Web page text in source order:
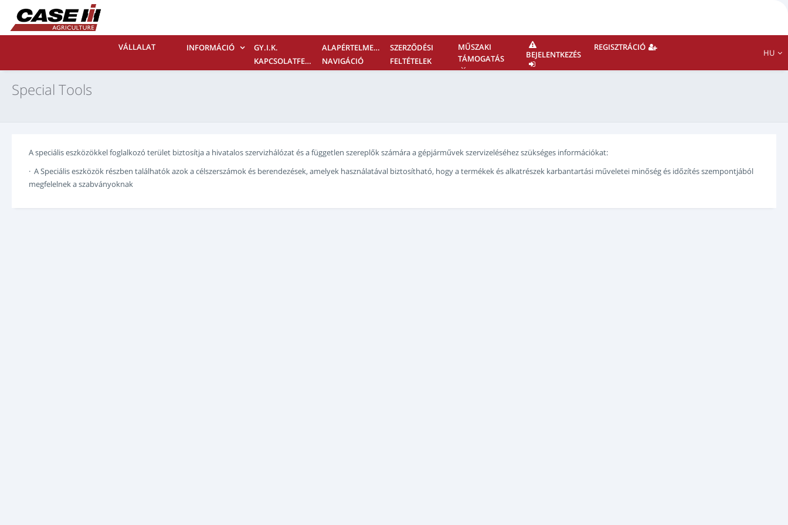
VÁLLALAT INFORMÁCIÓ
GY.I.K.
KAPCSOLATFELVÉTEL
ALAPÉRTELMEZETT
NAVIGÁCIÓ
SZERZŐDÉSI
FELTÉTELEK
MŰSZAKI
TÁMOGATÁS
BEJELENTKEZÉS
REGISZTRÁCIÓ
HU
Special Tools
A speciális eszközökkel foglalkozó terület biztosítja a hivatalos szervizhálózat és a független szereplők számára a gépjárművek szervizeléséhez szükséges információkat:
· A Speciális eszközök részben találhatók azok a célszerszámok és berendezések, amelyek használatával biztosítható, hogy a termékek és alkatrészek karbantartási műveletei minőség és időzítés szempontjából
megfelelnek a szabványoknak